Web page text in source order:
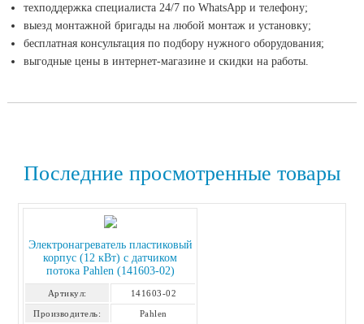
техподдержка специалиста 24/7 по WhatsApp и телефону;
выезд монтажной бригады на любой монтаж и установку;
бесплатная консультация по подбору нужного оборудования;
выгодные цены в интернет-магазине и скидки на работы.
Последние просмотренные товары
Электронагреватель пластиковый
корпус (12 кВт) с датчиком
потока Pahlen (141603-02)
Артикул: 141603-02
Производитель: Pahlen